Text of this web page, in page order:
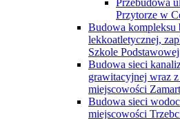
Przebudowa
Przytorze w
Budowa kompleksu
lekkoatletycznej,
Szkole
Budowa sieci
grawitacyjnej wraz
miejscowości
Budowa sieci
miejscowości